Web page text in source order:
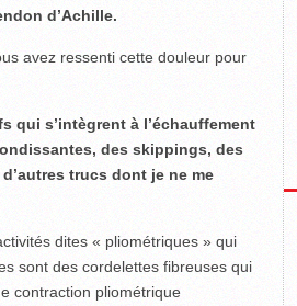
d’Achille.
avez ressenti cette douleur pour
qui s’intègrent à l’échauffement
des skippings, des
trucs dont je ne me
dites « pliométriques » qui
sont des cordelettes fibreuses qui
contraction pliométrique